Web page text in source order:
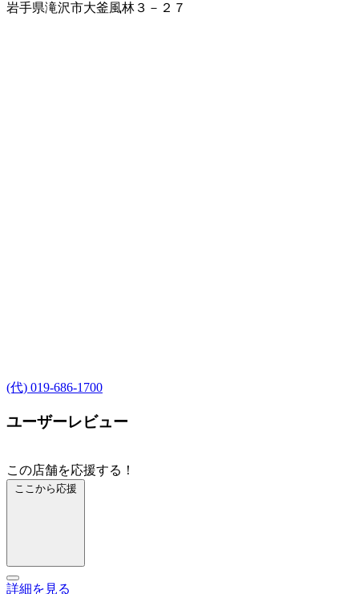
岩手県滝沢市大釜風林３－２７
(代) 019-686-1700
ユーザーレビュー
この店舗を応援する！
ここから応援
詳細を見る